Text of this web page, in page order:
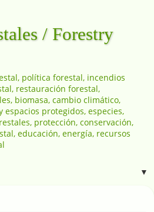
/ Forestry
política forestal, incendios
restauración forestal,
biomasa, cambio climático,
espacios protegidos, especies,
protección, conservación,
educación, energía, recursos
▼